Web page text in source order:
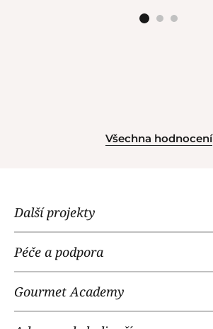
Všechna hodnocení
Další projekty
NOI RESTAURANT
WE LOVE DOGS
Péče a podpora
Gourmet Academy